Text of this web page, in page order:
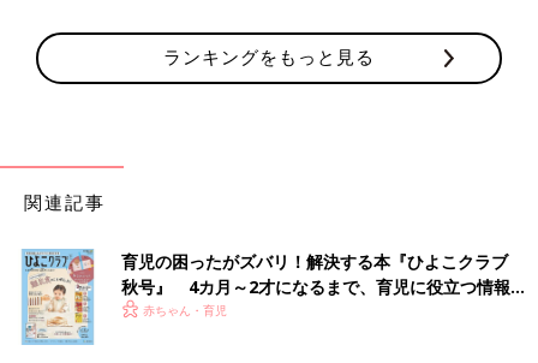
ランキングをもっと見る
関連記事
育児の困ったがズバリ！解決する本『ひよこクラブ
秋号』 4カ月～2才になるまで、育児に役立つ情報が
いっぱい！
赤ちゃん・育児